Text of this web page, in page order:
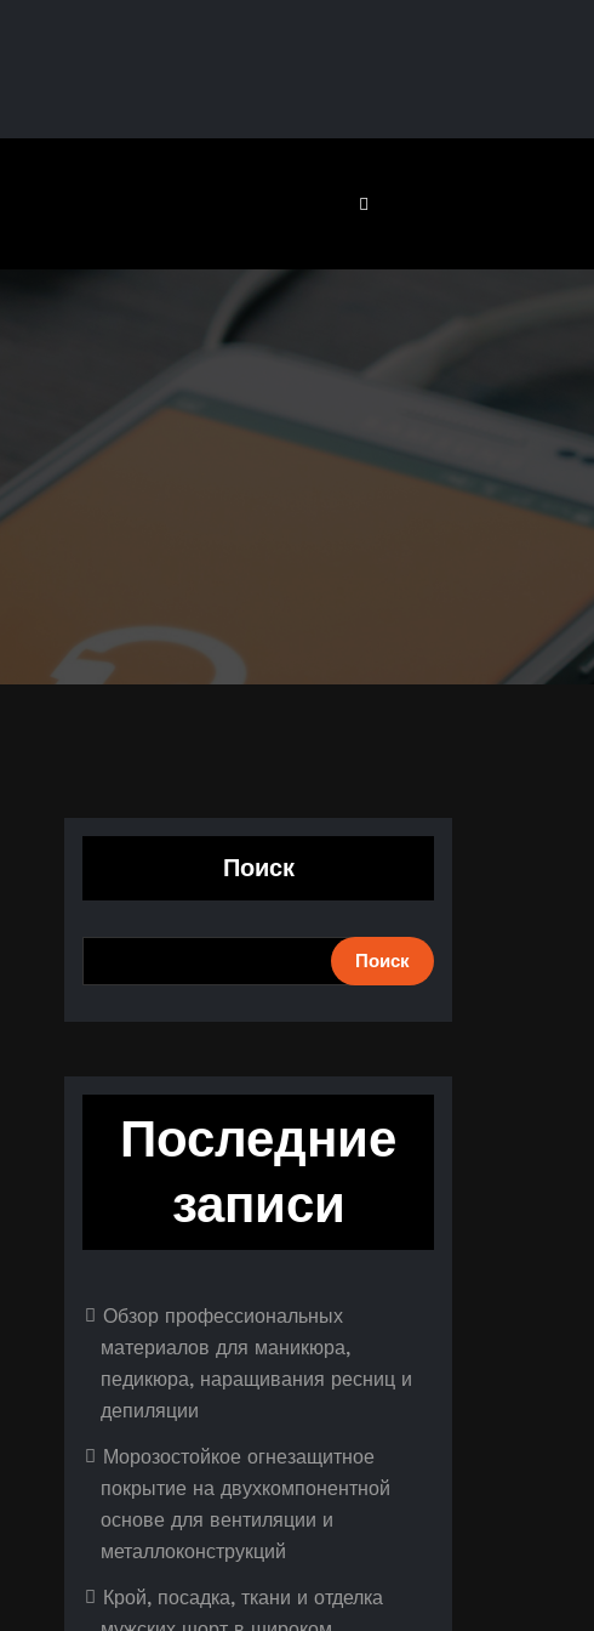
Поиск
Поиск
Последние
записи
Обзор профессиональных
материалов для маникюра,
педикюра, наращивания ресниц и
депиляции
Морозостойкое огнезащитное
покрытие на двухкомпонентной
основе для вентиляции и
металлоконструкций
Крой, посадка, ткани и отделка